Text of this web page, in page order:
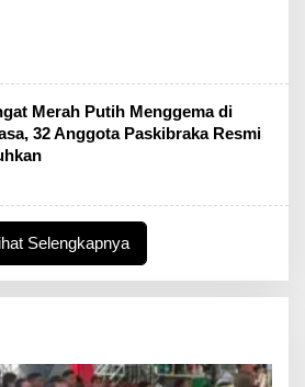
Merah Putih Menggema di
32 Anggota Paskibraka Resmi
Selengkapnya